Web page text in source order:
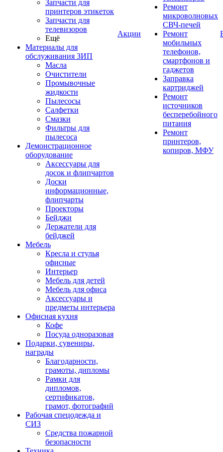
Запчасти для
принтеров этикеток
Запчасти для
телевизоров
Ещё
Материалы для
обслуживания ЗИП
Масла
Очистители
Промывочные
жидкости
Пылесосы
Салфетки
Смазки
Фильтры для
пылесоса
Демонстрационное
оборудование
Аксессуары для
досок и флипчартов
Доски
информационные,
флипчарты
Проекторы
Бейджи
Держатели для
бейджей
Мебель
Кресла и стулья
офисные
Интерьер
Мебель для детей
Мебель для офиса
Аксессуары и
предметы интерьера
Офисная кухня
Кофе
Посуда одноразовая
Подарки, сувениры,
награды
Благодарности,
грамоты, дипломы
Рамки для
дипломов,
сертификатов,
грамот, фотографий
Рабочая спецодежда и
СИЗ
Средства пожарной
безопасности
Акции
Ремонт
микроволновых
СВЧ-печей
Ремонт
мобильных
телефонов,
смартфонов и
гаджетов
Заправка
картриджей
Ремонт
источников
бесперебойного
питания
Ремонт
принтеров,
копиров, МФУ